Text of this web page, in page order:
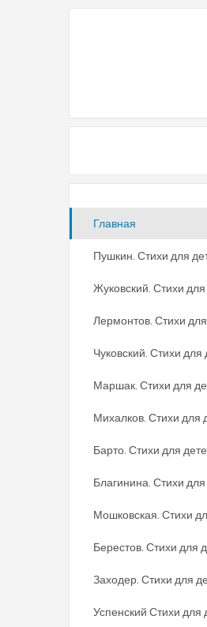
Главная
Пушкин. Стихи для
Жуковский. Стихи для
Лермонтов. Стихи
Чуковский. Стихи для
Маршак. Стихи для
Михалков. Стихи для
Барто. Стихи для
Благинина. Стихи для
Мошковская. Стихи
Берестов. Стихи для
Заходер. Стихи для
Успенский Стихи для